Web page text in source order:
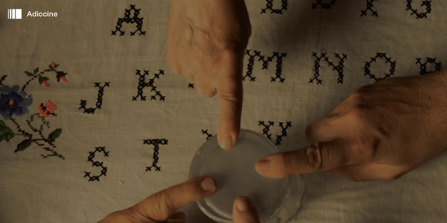
Cerca de ti
Películas
Eventos
Adiccine Agentes
Sobre Adiccine